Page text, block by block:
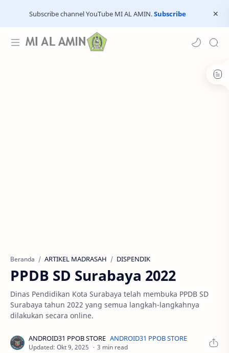
Subscribe channel YouTube MI AL AMIN.Subscribe
Beranda ARTIKEL MADRASAH DISPENDIK
PPDB SD Surabaya 2022
Dinas Pendidikan Kota Surabaya telah membuka PPDB SD
Surabaya tahun 2022 yang semua langkah-langkahnya
dilakukan secara online.
3 min read